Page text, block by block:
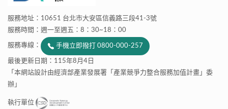
服務地址：10651 台北市大安區信義路三段41-3號
服務時間：週一至週五：8：30~18：00
服務專線： 手機立即撥打 0800-000-257
最後更新日期：115年8月4日
「本網站設計由經濟部產業發展署「產業競爭力整合服務加值計畫」委
辦」
執行單位